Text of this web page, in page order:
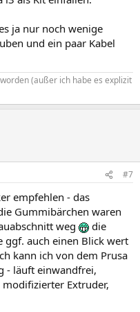
ja nur noch wenige
und ein paar Kabel
(außer ich habe es explizit
#7
empfehlen - das
Gummibärchen waren
weg
die
ggf. auch einen Blick wert
kann ich von dem Prusa
- läuft einwandfrei,
Extruder,